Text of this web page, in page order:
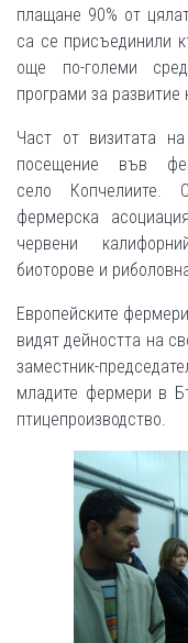
плащане 90% от
са се присъединили
още по-големи
програми за развитие
Част от визитата
посещение във
село Копчелиите.
фермерска
червени
биоторове и
Европейските
видят дейността на
заместник-
младите фермери в
птицепроизводство.